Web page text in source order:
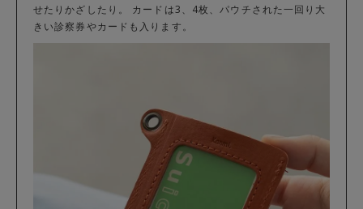
せたりかざしたり。 カードは3、4枚、パウチされた一回り大
きい診察券やカードも入ります。